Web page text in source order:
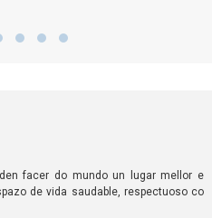
facer do mundo un lugar mellor e
de vida saudable, respectuoso co